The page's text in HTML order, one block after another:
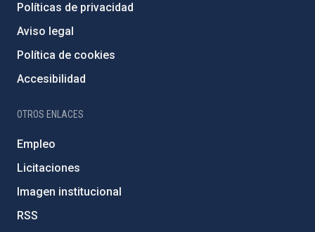
Políticas de privacidad
Aviso legal
Política de cookies
Accesibilidad
OTROS ENLACES
Empleo
Licitaciones
Imagen institucional
RSS